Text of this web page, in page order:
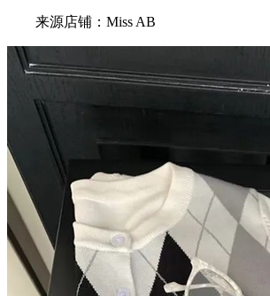
来源店铺：Miss AB